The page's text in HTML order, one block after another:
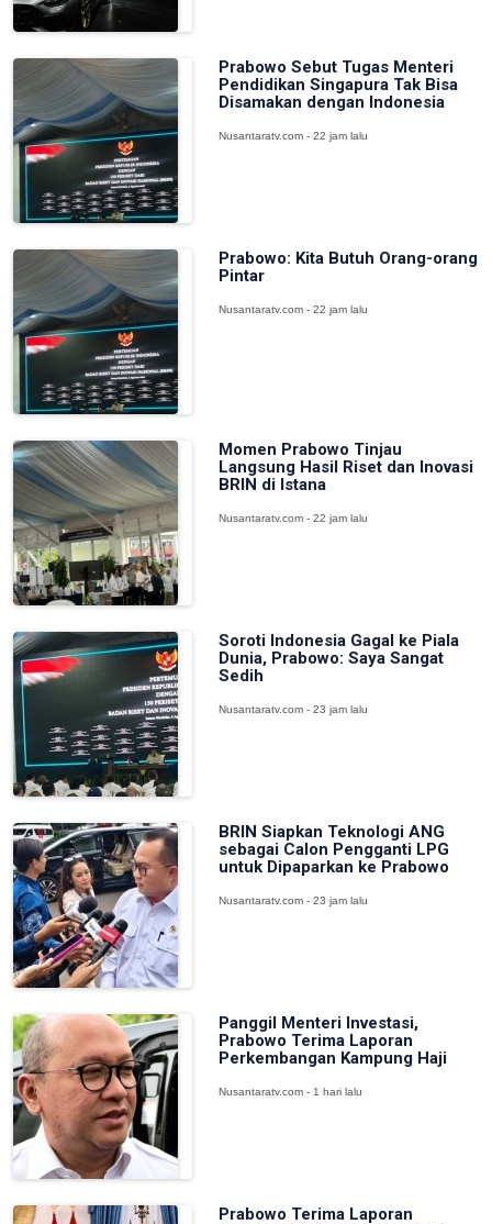
Prabowo Sebut Tugas Menteri
Pendidikan Singapura Tak Bisa
Disamakan dengan Indonesia
Nusantaratv.com - 22 jam lalu
Prabowo: Kita Butuh Orang-orang
Pintar
Nusantaratv.com - 22 jam lalu
Momen Prabowo Tinjau
Langsung Hasil Riset dan Inovasi
BRIN di Istana
Nusantaratv.com - 22 jam lalu
Soroti Indonesia Gagal ke Piala
Dunia, Prabowo: Saya Sangat
Sedih
Nusantaratv.com - 23 jam lalu
BRIN Siapkan Teknologi ANG
sebagai Calon Pengganti LPG
untuk Dipaparkan ke Prabowo
Nusantaratv.com - 23 jam lalu
Panggil Menteri Investasi,
Prabowo Terima Laporan
Perkembangan Kampung Haji
Nusantaratv.com - 1 hari lalu
Prabowo Terima Laporan